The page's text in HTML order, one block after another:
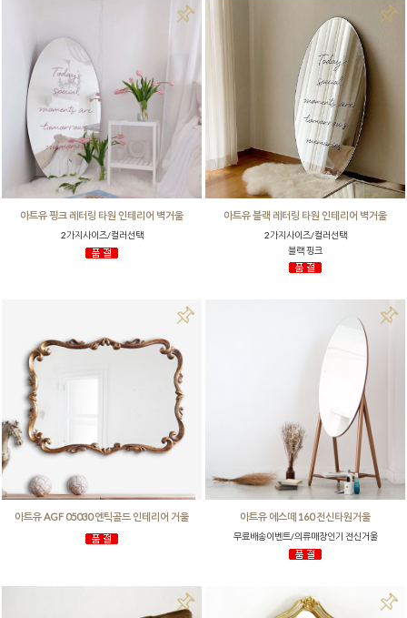
아트유 핑크 레터링 타원 인테리어 벽거울
2가지사이즈/컬러선택
아트유 블랙 레터링 타원 인테리어 벽거울
2가지사이즈/컬러선택
블랙 핑크
아트유 AGF 05030 엔틱골드 인테리어 거울 아트유 에스떼 160 전신타원거울
무료배송이벤트/의류매장인기 전신거울